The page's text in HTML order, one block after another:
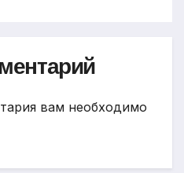
вам необходимо